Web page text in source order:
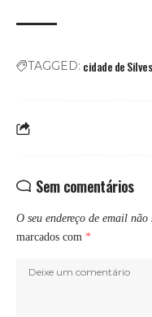
TAGGED: cidade de Silves
Sem comentários
O seu endereço de email
marcados com *